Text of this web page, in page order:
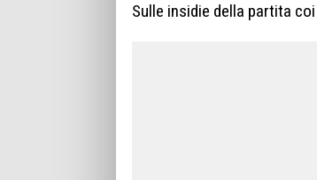
Sulle insidie della partita